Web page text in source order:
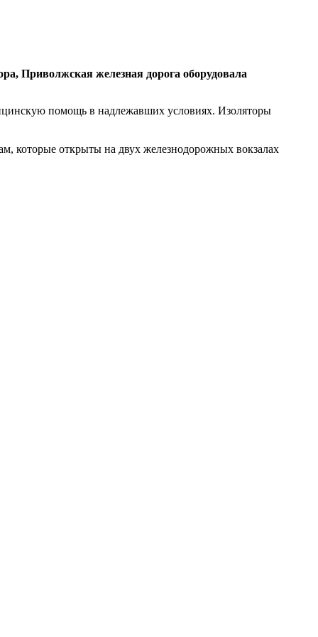
Приволжская железная дорога оборудовала
помощь в надлежавших условиях. Изоляторы
которые открыты на двух железнодорожных вокзалах